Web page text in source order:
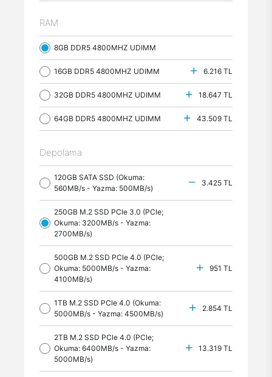
RAM
8GB DDR5 4800MHZ UDIMM
16GB DDR5 4800MHZ UDIMM 6.216 TL
32GB DDR5 4800MHZ UDIMM 18.647 TL
64GB DDR5 4800MHZ UDIMM 43.509 TL
Depolama
120GB SATA SSD (Okuma:
560MB/s - Yazma: 500MB/s)
3.425 TL
250GB M.2 SSD PCle 3.0 (PCle;
Okuma: 3200MB/s - Yazma:
2700MB/s)
500GB M.2 SSD PCle 4.0 (PCle;
Okuma: 5000MB/s - Yazma:
4100MB/s)
951 TL
1TB M.2 SSD PCle 4.0 (Okuma:
5000MB/s - Yazma: 4500MB/s)
2.854 TL
2TB M.2 SSD PCle 4.0 (PCle;
Okuma: 6400MB/s - Yazma:
5000MB/s)
13.319 TL